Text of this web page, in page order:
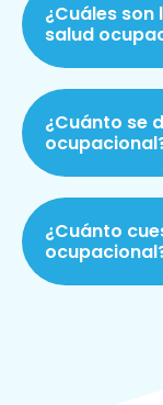
¿Cuáles
salud
¿Cuánto se
¿Cuánto